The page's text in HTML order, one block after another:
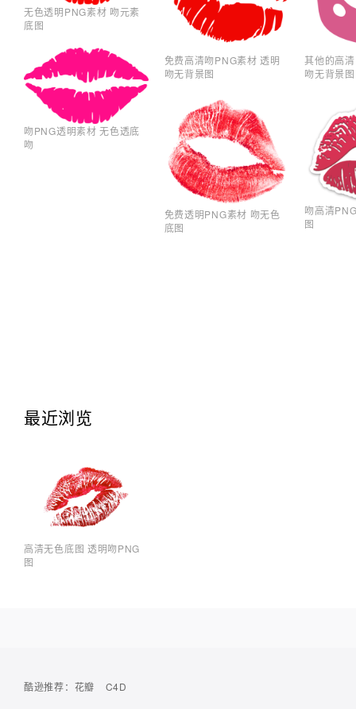
无色透明PNG素材 吻元素
底图
吻PNG透明素材 无色透底
吻
免费高清吻PNG素材 透明
吻无背景图
免费透明PNG素材 吻无色
底图
其他的高
吻无背景图
吻高清
图
最近浏览
高清无色底图 透明吻PNG
图
酷逊推荐： 花瓣 C4D